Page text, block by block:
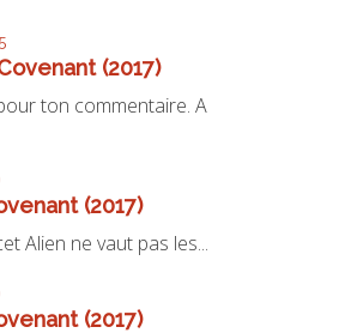
(2017)
ton commentaire. A
(2017)
Alien ne vaut pas les...
(2017)